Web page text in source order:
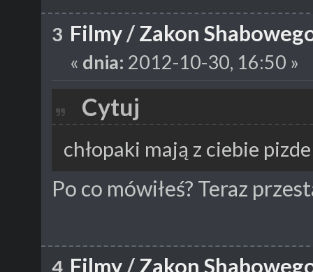
3 Filmy/Zakon
« dnia: 2012-10-30, 16:50 »
Cytuj
chłopaki mają z ciebie pizde
Po co mówiłeś? Teraz
4 Filmy/Zakon